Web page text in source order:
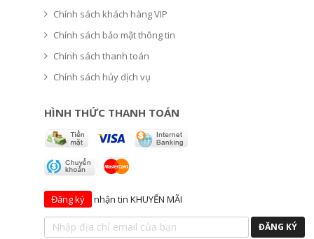
Chính sách khách hàng VIP
Chính sách bảo mật thông tin
Chính sách thanh toán
Chính sách hủy dịch vụ
HÌNH THỨC THANH TOÁN
Đăng ký nhận tin KHUYẾN MÃI